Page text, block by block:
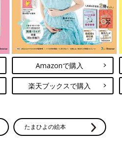
Amazonで購入
楽天ブックスで購入
たまひよの絵本